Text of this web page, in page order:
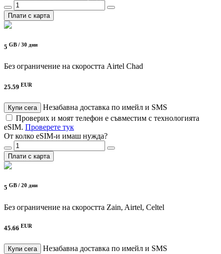
Плати с карта
5 GB / 30 дни
Без ограничение на скоростта Airtel Chad
25.59 EUR
Купи сега
Незабавна доставка по имейл и SMS
Проверих и моят телефон е съвместим с технологията
eSIM. Проверете тук
От колко eSIM-и имаш нужда?
Плати с карта
5 GB / 20 дни
Без ограничение на скоростта Zain, Airtel, Celtel
45.66 EUR
Купи сега
Незабавна доставка по имейл и SMS